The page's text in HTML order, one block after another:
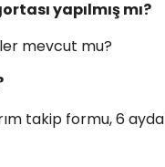
yapılmış mı?
mevcut mu?
takip formu, 6